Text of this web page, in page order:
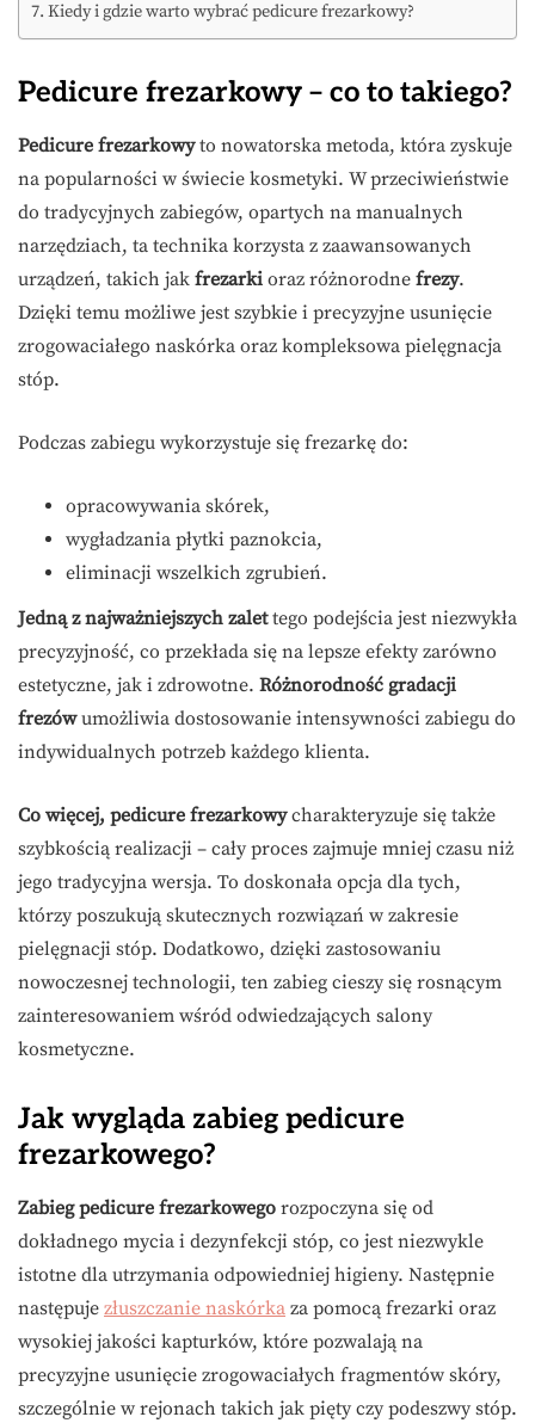
Kiedy i gdzie warto wybrać pedicure frezarkowy?
Pedicure frezarkowy – co to takiego?
Pedicure frezarkowyto nowatorska metoda, która zyskuje
na popularności w świecie kosmetyki. W przeciwieństwie
do tradycyjnych zabiegów, opartych na manualnych
narzędziach, ta technika korzysta z zaawansowanych
urządzeń, takich jak frezarki oraz różnorodne frezy.
Dzięki temu możliwe jest szybkie i precyzyjne usunięcie
zrogowaciałego naskórka oraz kompleksowa pielęgnacja
stóp.
Podczas zabiegu wykorzystuje się frezarkę do:
opracowywania skórek,
wygładzania płytki paznokcia,
eliminacji wszelkich zgrubień.
Jedną z najważniejszych zalettego podejścia jest niezwykła
precyzyjność, co przekłada się na lepsze efekty zarówno
estetyczne, jak i zdrowotne. Różnorodność gradacji
frezówumożliwia dostosowanie intensywności zabiegu do
indywidualnych potrzeb każdego klienta.
Co więcej, pedicure frezarkowycharakteryzuje się także
szybkością realizacji – cały proces zajmuje mniej czasu niż
jego tradycyjna wersja. To doskonała opcja dla tych,
którzy poszukują skutecznych rozwiązań w zakresie
pielęgnacji stóp. Dodatkowo, dzięki zastosowaniu
nowoczesnej technologii, ten zabieg cieszy się rosnącym
zainteresowaniem wśród odwiedzających salony
kosmetyczne.
Jak wygląda zabieg pedicure
frezarkowego?
Zabieg pedicure frezarkowego rozpoczyna się od
dokładnego mycia i dezynfekcji stóp, co jest niezwykle
istotne dla utrzymania odpowiedniej higieny. Następnie
następuje złuszczanie naskórka za pomocą frezarki oraz
wysokiej jakości kapturków, które pozwalają na
precyzyjne usunięcie zrogowaciałych fragmentów skóry,
szczególnie w rejonach takich jak pięty czy podeszwy stóp.